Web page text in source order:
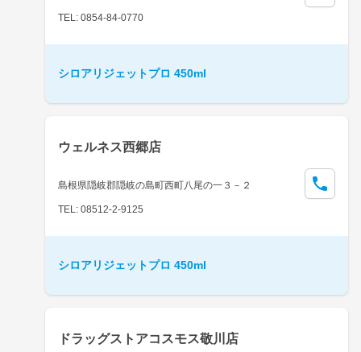
TEL: 0854-84-0770
シロアリジェットプロ 450ml
ウェルネス西郷店
島根県隠岐郡隠岐の島町西町八尾の一３－２
TEL: 08512-2-9125
シロアリジェットプロ 450ml
ドラッグストアコスモス敬川店